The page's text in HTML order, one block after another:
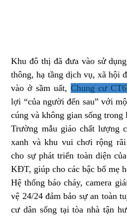
Khu đô thị đã đưa vào sử
thông, hạ tầng dịch vụ, xã hội
vào ở sầm uất, Chung cư
lợi “của người đến sau” với
cúng và không gian sống trong
Trường mẫu giáo chất lượng
xanh và khu vui chơi rộng
cho sự phát triển toàn diện
KĐT, giúp cho các bậc bố mẹ
Hệ thống báo cháy, camera
vệ 24/24 đảm bảo sự an toàn
cư dân sống tại tòa nhà tận